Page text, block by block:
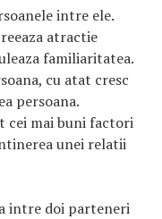
intre ele.
atractie
familiaritatea.
cu atat cresc
persoana.
cei mai buni factori
unei relatii
intre doi parteneri